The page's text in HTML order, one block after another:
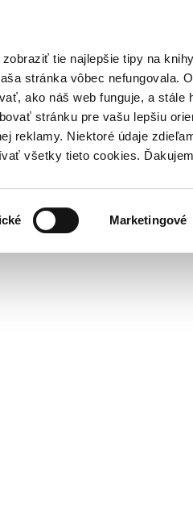
tie najlepšie tipy na
stránka vôbec nefungovala.
ako náš web funguje, a stále
stránku pre vašu lepšiu
reklamy. Niektoré údaje
všetky tieto cookies.
Marketingové